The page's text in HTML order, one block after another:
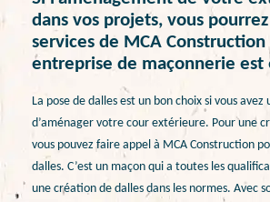
dans vos projets, vous
services de MCA
entreprise de maçonnerie est
La pose de dalles est un bon choix si vous avez
d’aménager votre cour extérieure. Pour une
vous pouvez faire appel à MCA Construction
dalles. C’est un maçon qui a toutes les
une création de dalles dans les normes. Avec